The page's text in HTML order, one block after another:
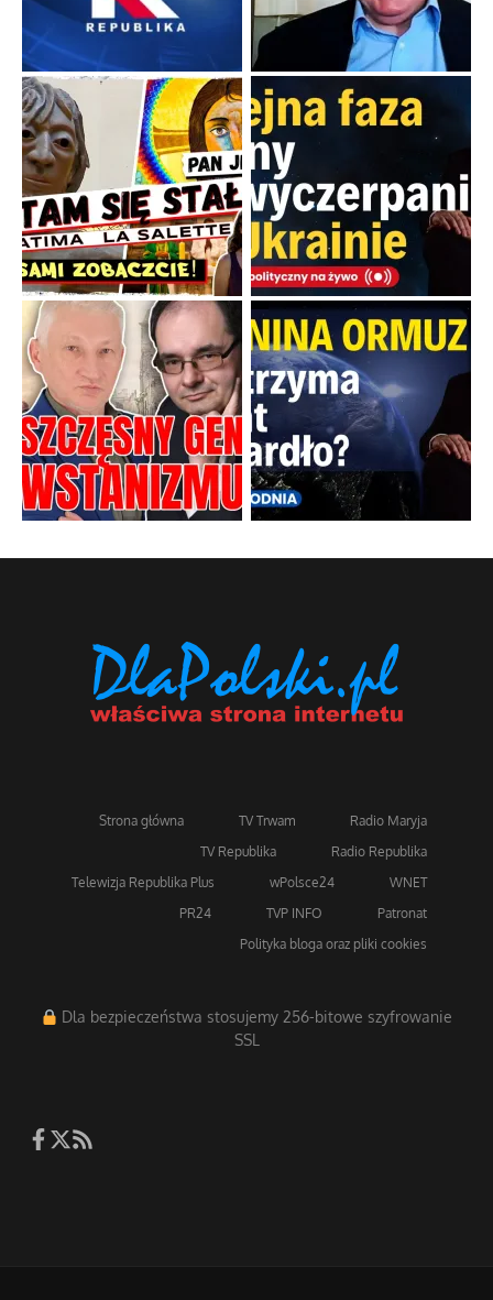
Strona główna TV Trwam
Radio Maryja
TV Republika
Radio Republika
Telewizja Republika Plus
wPolsce24
WNET
PR24
TVP INFO
Patronat
Polityka bloga oraz pliki cookies
Dla bezpieczeństwa stosujemy 256-bitowe szyfrowanie
SSL